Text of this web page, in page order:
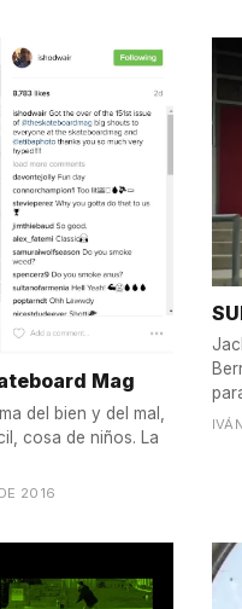
Mag
del bien y del mal,
cosa de niños. La
2016